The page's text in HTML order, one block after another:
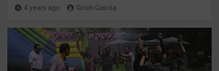
4 years ago Girish Gairola